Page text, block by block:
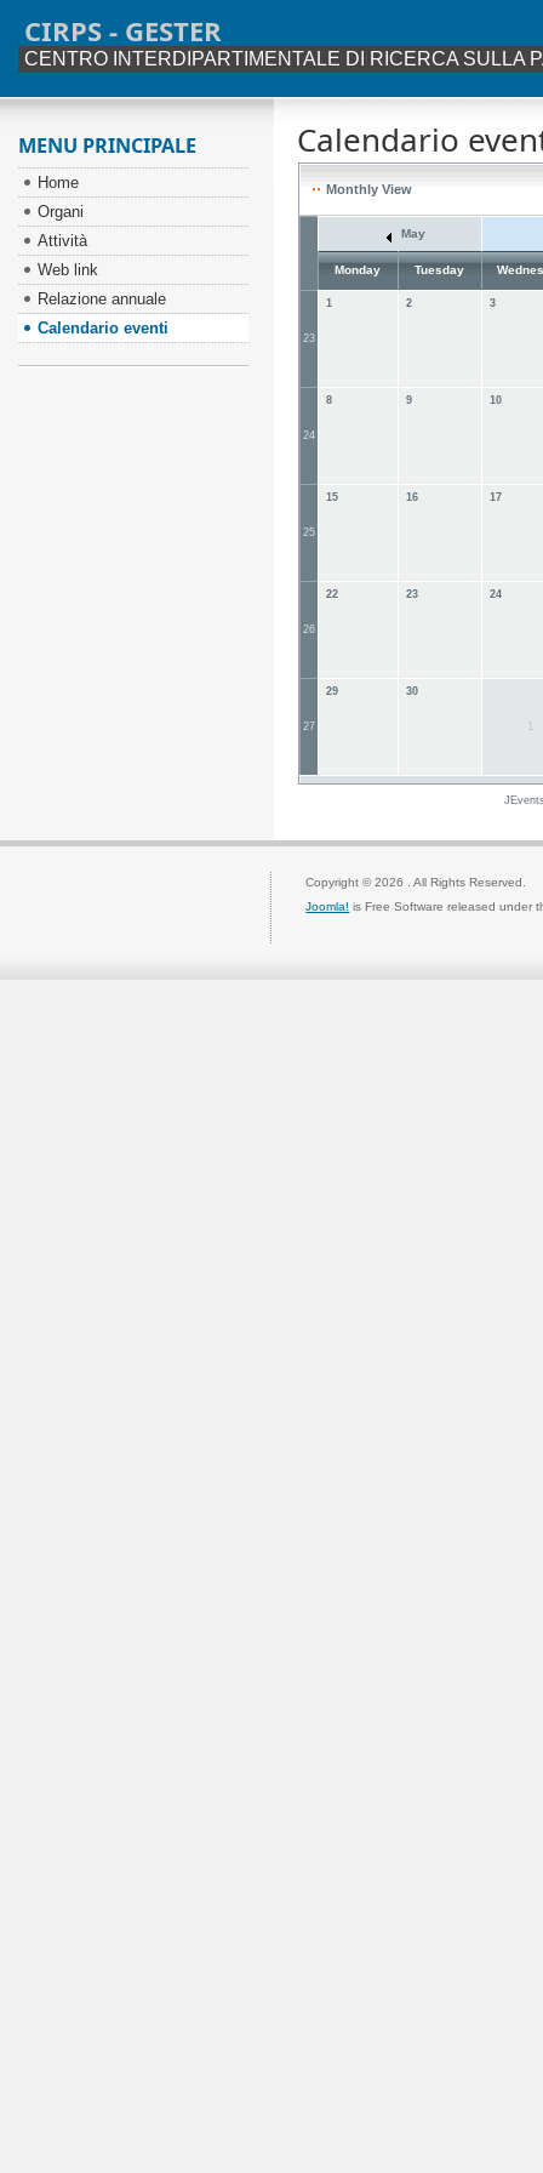
CIRPS - GESTER
CENTRO INTERDIPARTIMENTALE DI RICERCA SULLA
Calendario
Monthly View
May
Monday Tuesday
23
1 2 3
24
8 9 10
25
15 16 17
26
22 23 24
27
29 30
1
MENU PRINCIPALE
Home
Organi
Attività
Web link
Relazione annuale
Calendario eventi
Copyright © 2026 . All Rights Reserved.
Joomla! is Free Software released under